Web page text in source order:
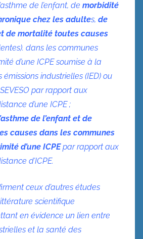
de l’enfant, de morbidité
chez les adultes, de
de mortalité toutes causes
dans les communes
d’une ICPE soumise à la
émissions industrielles (IED) ou
par rapport aux
d’une ICPE ;
de l’enfant et de
causes dans les communes
d’une ICPEpar rapport aux
d’ICPE.
ceux d’autres études
scientifique
en évidence un lien entre
et la santé des